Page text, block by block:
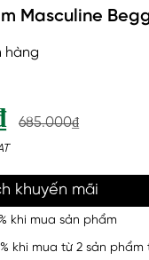
Masculine
hàng
685.000₫
khuyến mãi
khi mua sản phẩm
khi mua từ 2 sản phẩm